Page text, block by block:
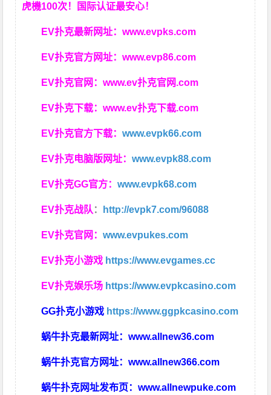
虎機100次！国际认证最安心！
EV扑克最新网址：www.evpks.com
EV扑克官方网址：www.evp86.com
EV扑克官网：www.ev扑克官网.com
EV扑克下载：www.ev扑克下载.com
EV扑克官方下载：www.evpk66.com
EV扑克电脑版网址：www.evpk88.com
EV扑克GG官方：www.evpk68.com
EV扑克战队 ： http://evpk7.com/96088
EV扑克官网：www.evpukes.com
EV扑克小游戏 https://www.evgames.cc
EV扑克娱乐场 https://www.evpkcasino.com
GG扑克小游戏 https://www.ggpkcasino.com
蜗牛扑克最新网址：www.allnew36.com
蜗牛扑克官方网址：www.allnew366.com
蜗牛扑克网址发布页：www.allnewpuke.com